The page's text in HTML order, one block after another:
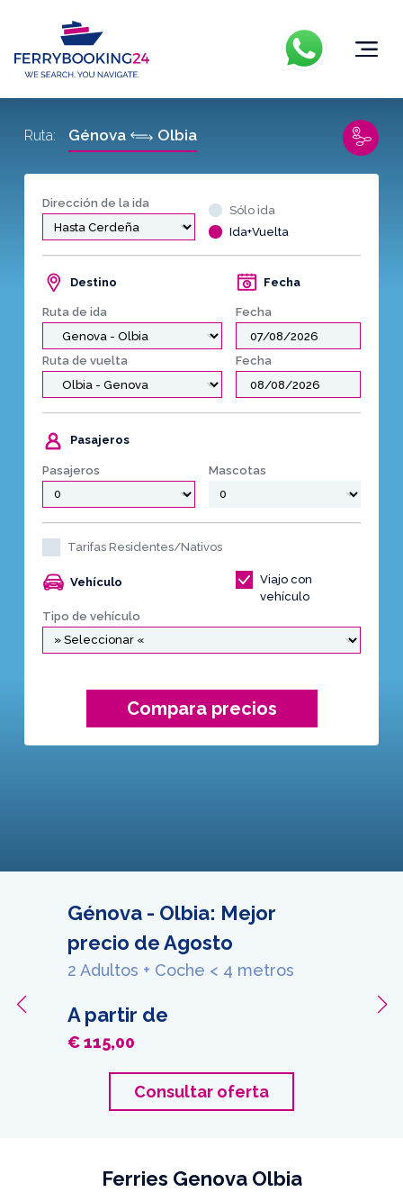
Dirección de la ida
Sólo ida
Ida+Vuelta
Destino
Ruta de ida
Fecha
Fecha
Ruta de vuelta Fecha
Pasajeros
Pasajeros Mascotas
Tarifas Residentes/Nativos
Vehículo
Viajo con
vehículo
Tipo de vehículo
Compara precios
Ruta: Génova Olbia
Génova - Olbia: Mejor
precio de Agosto
2 Adultos + Coche < 4 metros
A partir de
€ 115,00
Consultar oferta
Ferries Genova Olbia